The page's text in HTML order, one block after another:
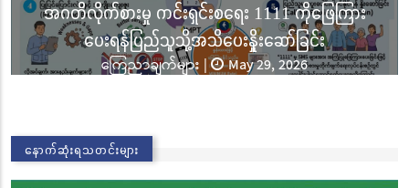
စေတီတော် လုံးတော်ပြည့်ရွှေသင်္ကန်းကပ်လှူပူဇော်
ခြင်းအောင်ပွဲနှင့် (၃၆) ကြိမ်မြောက် စုပေါင်းမဟာ
ဘုံကထိန် အလှူတော်မင်္ဂလာအခမ်းအနား ကျင်းပ
နောက်ဆုံးရသတင်းများ02/11/25
လွိုင်ကော်မြို့၊ သမိုင်းဝင်ဆုတောင်းပြည့် မြို့နာမ်ရွှေ